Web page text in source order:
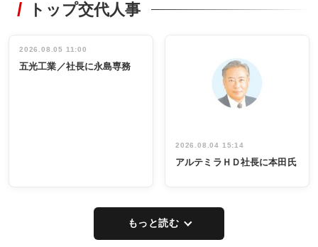
非鉄業界で
インタビュ
ー／社内ア
タックトレー
祝う 業界関
係者ら220人
出席
トップ交代人事
2026.08.05 11:00
五光工業／社長に永島専務
2026.08.04 15:14
アルテミラＨＤ社長に本田氏
もっと読む